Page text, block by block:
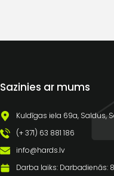
Sazinies ar mums
Kuldīgas iela 69a, Saldus,
(+ 371) 63 881 186
info@hards.lv
Darba laiks: Darbadienās: